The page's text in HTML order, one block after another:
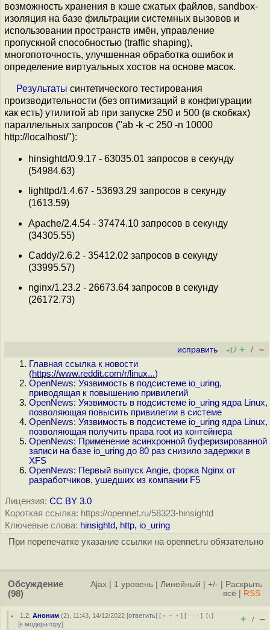
возможность хранения в кэше сжатых файлов, sandbox-
изоляция на базе фильтрации системных вызовов и
использовании пространств имён, управление
пропускной способностью (traffic shaping),
многопоточность, улучшенная обработка ошибок и
определение виртуальных хостов на основе масок.
Результаты синтетического тестирования
производительности (без оптимизаций в конфигурации
как есть) утилитой ab при запуске 250 и 500 (в скобках)
параллельных запросов ("ab -k -c 250 -n 10000
http://localhost/"):
hinsightd/0.9.17 - 63035.01 запросов в секунду
(54984.63)
lighttpd/1.4.67 - 53693.29 запросов в секунду
(1613.59)
Apache/2.4.54 - 37474.10 запросов в секунду
(34305.55)
Caddy/2.6.2 - 35412.02 запросов в секунду
(33995.57)
nginx/1.23.2 - 26673.64 запросов в секунду
(26172.73)
исправить +17 + / –
Главная ссылка к новости
(https://www.reddit.com/r/linux...)
OpenNews: Уязвимость в подсистеме io_uring,
приводящая к повышению привилегий
OpenNews: Уязвимость в подсистеме io_uring ядра Linux,
позволяющая повысить привилегии в системе
OpenNews: Уязвимость в подсистеме io_uring ядра Linux,
позволяющая получить права root из контейнера
OpenNews: Применение асинхронной буферизированной
записи на базе io_uring до 80 раз снизило задержки в
XFS
OpenNews: Первый выпуск Angie, форка Nginx от
разработчиков, ушедших из компании F5
Лицензия: CC BY 3.0
Короткая ссылка: https://opennet.ru/58323-hinsightd
Ключевые слова: hinsightd, http, io_uring
При перепечатке указание ссылки на opennet.ru обязательно
Обсуждение
(98)
Ajax 1 уровень Линейный +/-
Раскрыть
всё
RSS
1.2 ,Аноним (2), 11:43, 14/12/2022 [ответить] [ ﹢﹢﹢] [ · · ·][↓]
[к модератору] + / –